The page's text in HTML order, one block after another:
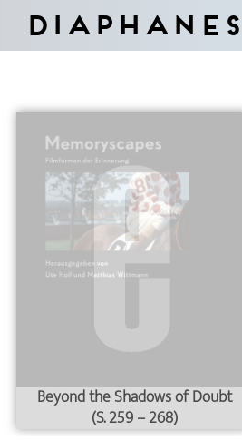
Diaphanes
Beyond the Shadows of Doubt
(S. 259 – 268)